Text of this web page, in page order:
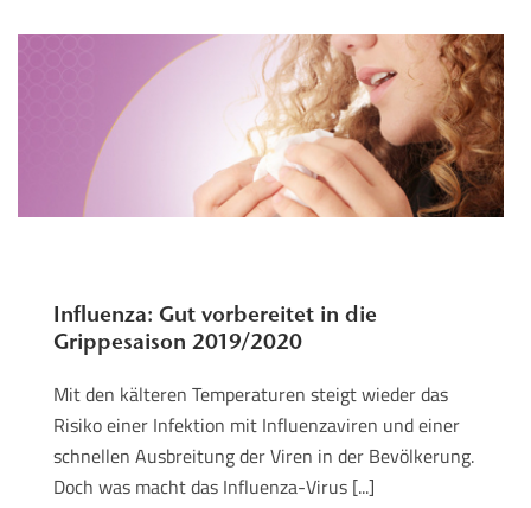
Influenza: Gut vorbereitet in die
Grippesaison 2019/2020
Mit den kälteren Temperaturen steigt wieder das
Risiko einer Infektion mit Influenzaviren und einer
schnellen Ausbreitung der Viren in der Bevölkerung.
Doch was macht das Influenza-Virus [...]